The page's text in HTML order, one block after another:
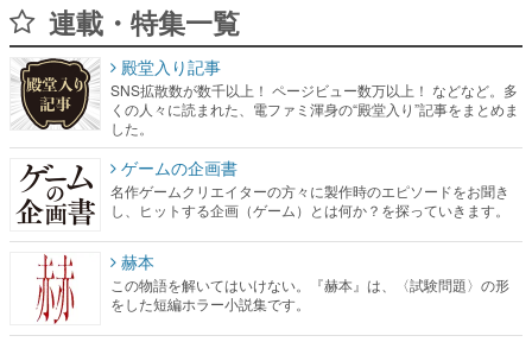
連載・特集一覧
殿堂入り記事
SNS拡散数が数千以上！ ページビュー数万以上！ などなど。多
くの人々に読まれた、電ファミ渾身の“殿堂入り”記事をまとめま
した。
ゲームの企画書
名作ゲームクリエイターの方々に製作時のエピソードをお聞き
し、ヒットする企画（ゲーム）とは何か？を探っていきます。
赫本
この物語を解いてはいけない。『赫本』は、〈試験問題〉の形
をした短編ホラー小説集です。